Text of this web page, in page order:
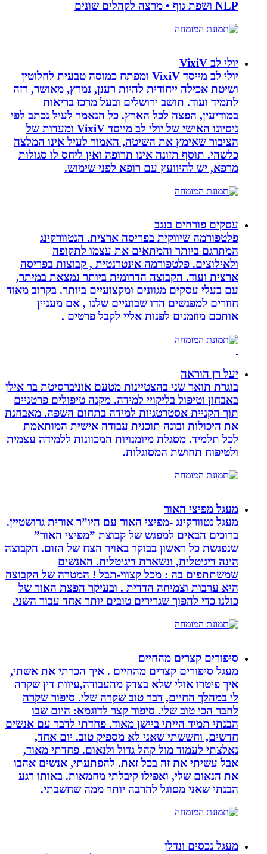
יולי לב VixiV
יולי לב מייסד VixiV ומפתח כמוסה טבעית לחלוטין
ושיטת אכילה ייחודית להיות רענן, נמרץ, מאושר, רזה
לתמיד ועוד. תושב ירושלים ובעל מרכז בריאות
במודיעין, הפצה לכל הארץ. כל הנאמר לעיל נכתב לפי
ניסיונו האישי של יולי לב מייסד VixiV ומעדות של
הציבור שאימץ את השיטה, האמור לעיל אינו המלצה
כלשהי. תוסף תזונה אינו תרופה ואין ליחס לו סגולות
מרפא, יש להיוועץ עם רופא לפני שימוש.
עסקים פורחים בנגב
פלטפורמה שיווקית בפריסה ארצית. הנטוורקינג
המתרגם ביותר והמתאים את עצמו לתקופה
ולאילוצים. פלטפורמה אינטרנטית , קבוצות בפריסה
ארצית ועוד. הקבוצה הדרומית ביותר נמצאת במיתר,
עם בעלי עסקים מגוונים ומקצועיים ביותר. בקרוב מאוד
חוזרים למפגשים הדו שבועיים שלנו , אם מעניין
אותכם מוזמנים לפנות אליי לקבל פרטים .
יעל רן הוראה
בוגרת תואר שני בהצטיינות מטעם אוניברסיטת בר אילן
באבחון וטיפול בליקויי למידה. מקנה טיפולים פרטניים
תוך הקניית אסטרטגיות למידה בתחום השפה. מאבחנת
את היכולות ובונה תוכנית עבודה אישית המותאמת
לכל תלמיד. מסגלת מיומנויות המכוונות ללמידה עצמית
ולטיפוח תחושת המסוגלות.
מעגל מפיצי האור
מעגל נטוורקינג -מפיצי האור עם היו”ר אורית גרושטיין.
ברוכים הבאים למפגש של קבוצת ”מפיצי האור”
שנפגשת כל ראשון בבוקר באויר הצח של הזום. הקבוצה
הינה דיגיטלית, ונשארת דיגיטלית. האנשים
שמשתתפים בה : מכל קצווי-תבל ! המטרה של הקבוצה
היא ערבות וצמיחה הדדית . ובעיקר הפצת האור של
כולנו כדי להפוך שגרירים טובים יותר אחד עבור השני.
סיפורים קצרים מהחיים
מעגל סיפורים קצרים מהחיים . איך הכרתי את אשתי,
איך פיטרו אולי שלא בצדק מהעבודה,עיוות דין שקרה
לי במהלך החיים, דבר טוב שקרה שלי. סיפור שקרה
לחבר הכי טוב שלי. סיפור קצר לדוגמא: היום שבו
הבנתי תמיד הייתי ביישן מאוד. פחדתי לדבר עם אנשים
חדשים, וחששתי שאני לא מספיק טוב. יום אחד,
נאלצתי לעמוד מול קהל גדול ולנאום. פחדתי מאוד,
אבל עשיתי את זה בכל זאת. להפתעתי, אנשים אהבו
את הנאום שלי, ואפילו קיבלתי מחמאות. באותו רגע
הבנתי שאני מסוגל להרבה יותר ממה שחשבתי.
מעגל נכסים ונדלן